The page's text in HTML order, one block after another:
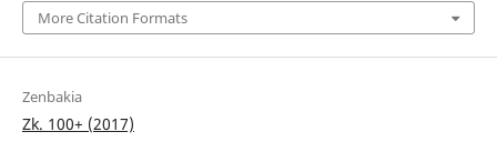
More Citation Formats
Zenbakia
Zk. 100+ (2017)